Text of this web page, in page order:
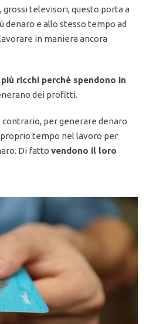
grossi televisori, questo porta a
denaro e allo stesso tempo ad
in maniera ancora
ricchi perché spendono in
dei profitti.
contrario, per generare denaro
tempo nel lavoro per
Di fatto vendono il loro